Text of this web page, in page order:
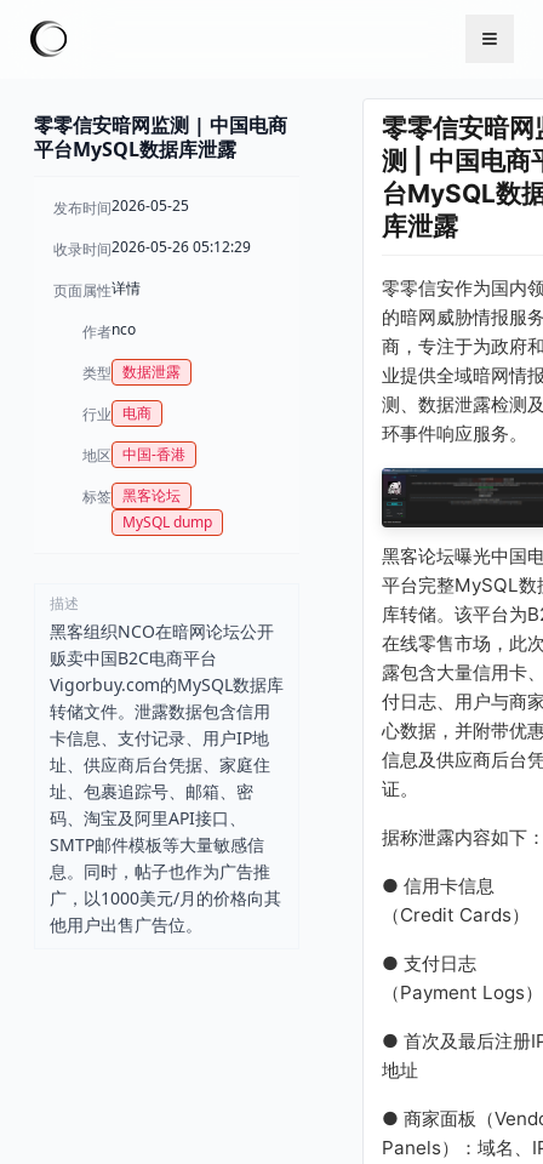
零零信安暗网监测 | 中国电商
平台MySQL数据库泄露
发布时间2026-05-25
收录时间2026-05-26 05:12:29
页面属性详情
作者nco
类型 数据泄露
行业 电商
地区 中国-香港
标签 黑客论坛
MySQL dump
描述
黑客组织NCO在暗网论坛公开
贩卖中国B2C电商平台
Vigorbuy.com的MySQL数据库
转储文件。泄露数据包含信用
卡信息、支付记录、用户IP地
址、供应商后台凭据、家庭住
址、包裹追踪号、邮箱、密
码、淘宝及阿里API接口、
SMTP邮件模板等大量敏感信
息。同时，帖子也作为广告推
广，以1000美元/月的价格向其
他用户出售广告位。
零零信安暗网
测 | 中国电商
台MySQL数
库泄露
零零信安作为国内
的暗网威胁情报服
商，专注于为政府
业提供全域暗网情
测、数据泄露检测
环事件响应服务。
黑客论坛曝光中国
平台完整MySQL数
库转储。该平台为
在线零售市场，此
露包含大量信用卡
付日志、用户与商
心数据，并附带优
信息及供应商后台
证。
据称泄露内容如下
● 信用卡信息
（Credit Cards）
● 支付日志
（Payment Logs）
● 首次及最后注册
地址
● 商家面板（
Panels）：域名、